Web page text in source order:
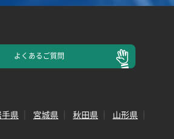
よくあるご質問
県 宮城県 秋田県
山形県